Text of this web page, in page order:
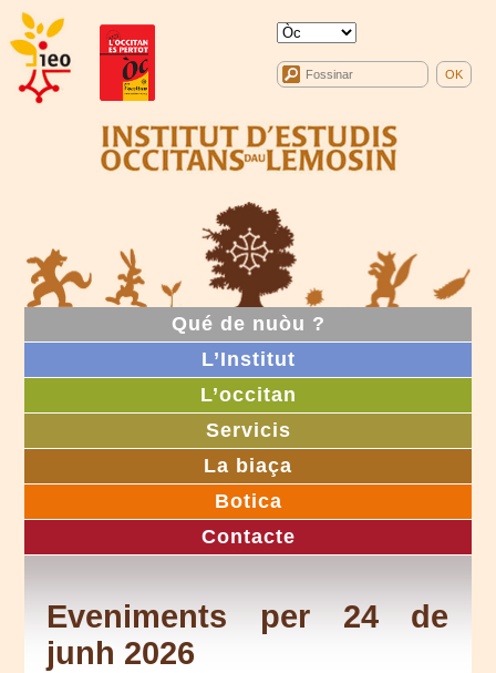
Qué de nuòu ?
L’Institut
L’occitan
Servicis
La biaça
Botica
Contacte
Eveniments per 24 de
junh 2026